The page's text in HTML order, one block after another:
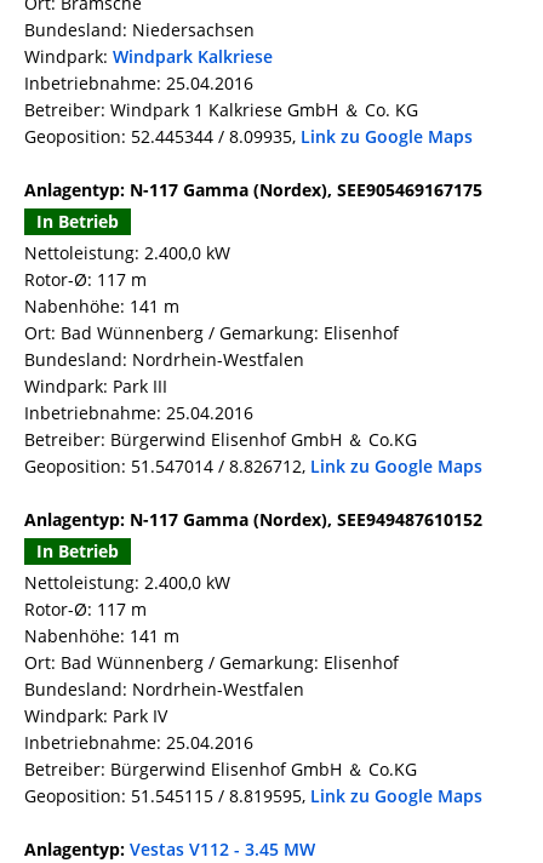
Bundesland: Niedersachsen
Windpark: Windpark Kalkriese
Inbetriebnahme: 25.04.2016
Betreiber: Windpark 1 Kalkriese GmbH ＆ Co. KG
Geoposition: 52.445344 / 8.09935, Link zu Google Maps
Anlagentyp: N-117 Gamma (Nordex), SEE905469167175
In Betrieb
Nettoleistung: 2.400,0 kW
Rotor-Ø: 117 m
Nabenhöhe: 141 m
Ort: Bad Wünnenberg / Gemarkung: Elisenhof
Bundesland: Nordrhein-Westfalen
Windpark: Park III
Inbetriebnahme: 25.04.2016
Betreiber: Bürgerwind Elisenhof GmbH ＆ Co.KG
Geoposition: 51.547014 / 8.826712, Link zu Google Maps
Anlagentyp: N-117 Gamma (Nordex), SEE949487610152
In Betrieb
Nettoleistung: 2.400,0 kW
Rotor-Ø: 117 m
Nabenhöhe: 141 m
Ort: Bad Wünnenberg / Gemarkung: Elisenhof
Bundesland: Nordrhein-Westfalen
Windpark: Park IV
Inbetriebnahme: 25.04.2016
Betreiber: Bürgerwind Elisenhof GmbH ＆ Co.KG
Geoposition: 51.545115 / 8.819595, Link zu Google Maps
Anlagentyp: Vestas V112 - 3.45 MW